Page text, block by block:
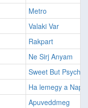
Metro
Valaki Var
Rakpart
Ne Sirj Anyam
Sweet But Psycho
Ha lemegy a Nap
Apuveddmeg